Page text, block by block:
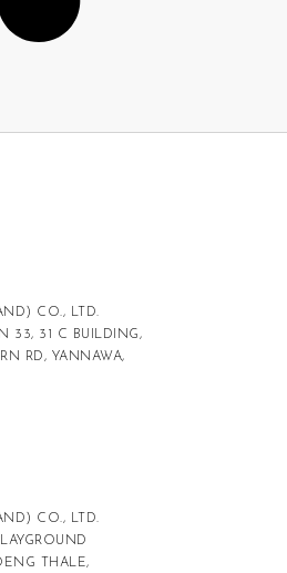
CO., LTD.
33, 31 C BUILDING,
RD, YANNAWA,
CO., LTD.
THALE,